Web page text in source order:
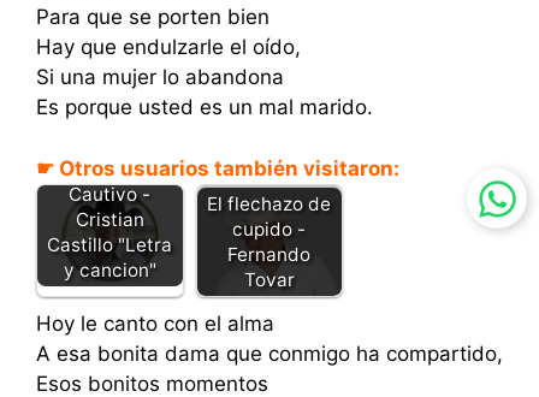
Para que se porten bien
Hay que endulzarle el oído,
Si una mujer lo abandona
Es porque usted es un mal marido.
☛ Otros usuarios también visitaron:
Cautivo -
Cristian
Castillo "Letra
y cancion"
El flechazo de
cupido -
Fernando
Tovar
Hoy le canto con el alma
A esa bonita dama que conmigo ha compartido,
Esos bonitos momentos